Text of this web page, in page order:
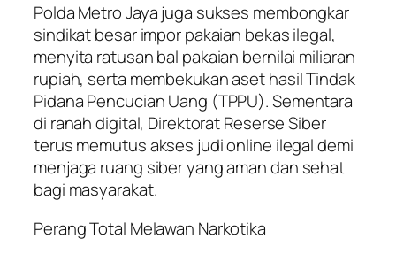
Polda Metro Jaya juga sukses membongkar
sindikat besar impor pakaian bekas ilegal,
menyita ratusan bal pakaian bernilai miliaran
rupiah, serta membekukan aset hasil Tindak
Pidana Pencucian Uang (TPPU). Sementara
di ranah digital, Direktorat Reserse Siber
terus memutus akses judi online ilegal demi
menjaga ruang siber yang aman dan sehat
bagi masyarakat.
Perang Total Melawan Narkotika